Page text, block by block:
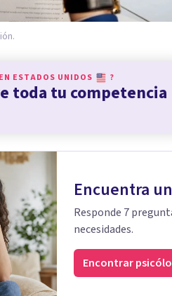
ESTADOS UNIDOS ?
toda tu competencia
Encuentra
Responde 7
necesidades.
Encontrar